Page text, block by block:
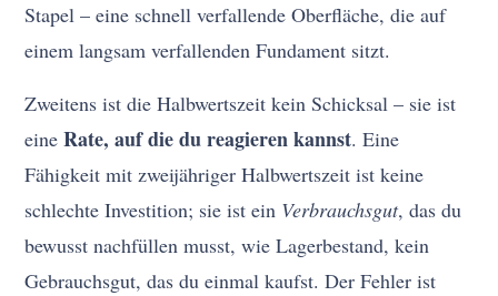
Stapel – eine schnell verfallende Oberfläche, die auf
einem langsam verfallenden Fundament sitzt.
Zweitens ist die Halbwertszeit kein Schicksal – sie ist
eineRate, auf die du reagieren kannst. Eine
Fähigkeit mit zweijähriger Halbwertszeit ist keine
schlechte Investition; sie ist ein Verbrauchsgut, das du
bewusst nachfüllen musst, wie Lagerbestand, kein
Gebrauchsgut, das du einmal kaufst. Der Fehler ist